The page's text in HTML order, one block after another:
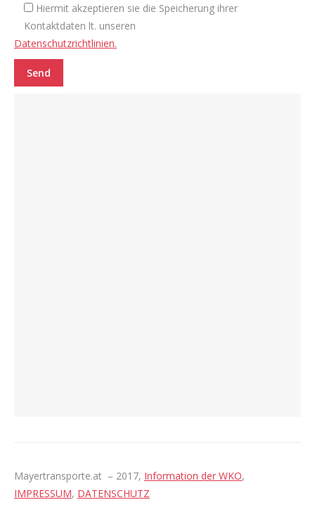
Hiermit akzeptieren sie die Speicherung ihrer
Kontaktdaten lt. unseren
Datenschutzrichtlinien.
Mayertransporte.at – 2017, Information der WKO,
IMPRESSUM, DATENSCHUTZ